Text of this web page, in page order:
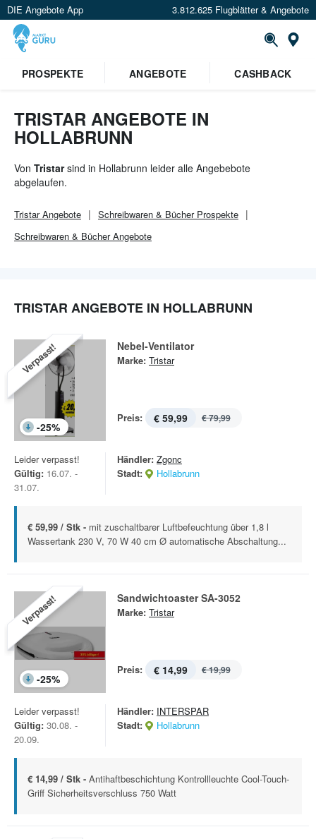
DIE Angebote App 3.812.625 Flugblätter & Angebote
Standort festlegen
PROSPEKTE ANGEBOTE CASHBACK
TRISTAR ANGEBOTE IN
HOLLABRUNN
Von Tristarsind in Hollabrunn leider alle Angebebote
abgelaufen.
TristarAngebote Schreibwaren & BücherProspekte
Schreibwaren & BücherAngebote
TRISTAR ANGEBOTE IN HOLLABRUNN
Verpasst!
-25%
Nebel-Ventilator
Marke: Tristar
Preis: € 59,99 € 79,99
Leider verpasst!
Gültig: 16.07. -
31.07.
Händler: Zgonc
Stadt:
Hollabrunn
€ 59,99 / Stk - mit zuschaltbarer Luftbefeuchtung über 1,8 l
Wassertank 230 V, 70 W 40 cm Ø automatische Abschaltung...
Verpasst!
-25%
Sandwichtoaster SA-3052
Marke: Tristar
Preis: € 14,99 € 19,99
Leider verpasst!
Gültig: 30.08. -
20.09.
Händler: INTERSPAR
Stadt:
Hollabrunn
€ 14,99 / Stk - Antihaftbeschichtung Kontrollleuchte Cool-Touch-
Griff Sicherheitsverschluss 750 Watt